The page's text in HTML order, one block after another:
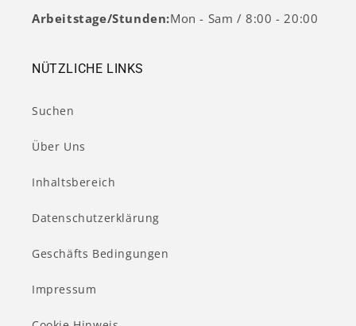
Arbeitstage/Stunden:Mon - Sam / 8:00 - 20:00
NÜTZLICHE LINKS
Suchen
Über Uns
Inhaltsbereich
Datenschutzerklärung
Geschäfts Bedingungen
Impressum